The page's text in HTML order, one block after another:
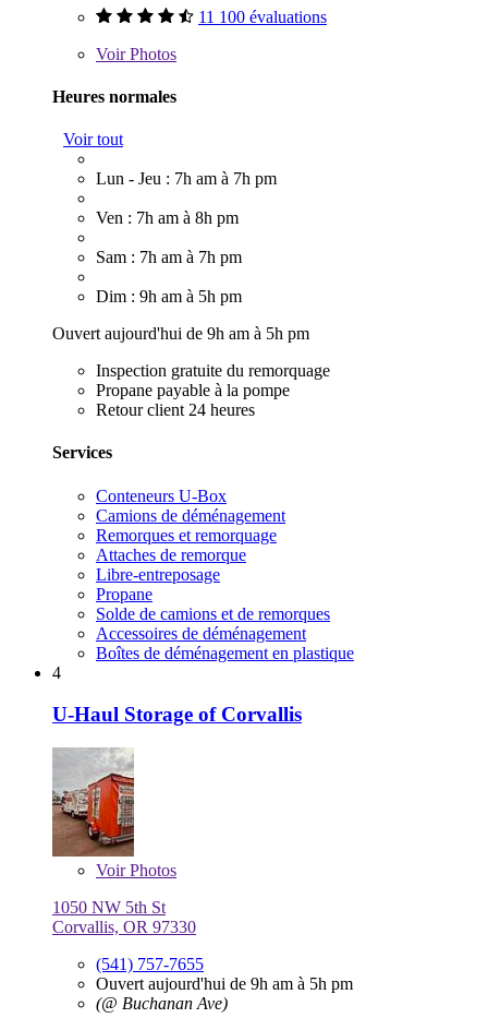
11 100 évaluations
VoirPhotos
Heures normales
Voir tout
Lun - Jeu : 7h am à 7h pm
Ven : 7h am à 8h pm
Sam : 7h am à 7h pm
Dim : 9h am à 5h pm
Ouvert aujourd'hui de 9h am à 5h pm
Inspection gratuite du remorquage
Propane payable à la pompe
Retour client 24 heures
Services
Conteneurs U-Box
Camions de déménagement
Remorques et remorquage
Attaches de remorque
Libre-entreposage
Propane
Solde de camions et de remorques
Accessoires de déménagement
Boîtes de déménagement en plastique
4
U-Haul Storage of Corvallis
VoirPhotos
1050 NW 5th St
Corvallis, OR 97330
(541) 757-7655
Ouvert aujourd'hui de 9h am à 5h pm
(@ Buchanan Ave)